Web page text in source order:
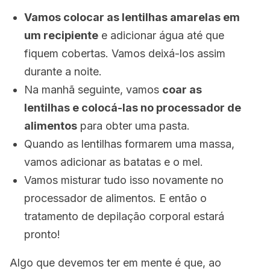
Vamos colocar as lentilhas amarelas em
um recipiente e adicionar água até que
fiquem cobertas. Vamos deixá-los assim
durante a noite.
Na manhã seguinte, vamos coar as
lentilhas e colocá-las no processador de
alimentos para obter uma pasta.
Quando as lentilhas formarem uma massa,
vamos adicionar as batatas e o mel.
Vamos misturar tudo isso novamente no
processador de alimentos. E então o
tratamento de depilação corporal estará
pronto!
Algo que devemos ter em mente é que, ao